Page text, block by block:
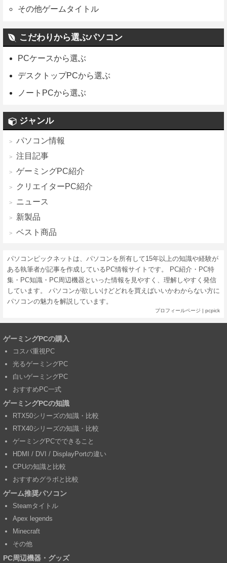
その他ゲームタイトル
こだわりから選ぶパソコン
PCケースから選ぶ
デスクトップPCから選ぶ
ノートPCから選ぶ
ジャンル
パソコン情報
注目記事
ゲーミングPC紹介
クリエイターPC紹介
ニュース
新製品
ベスト商品
パソコンピックネットは、パソコンを所有して15年以上の知識や経験が
ある執筆者が記事を作成しているPC情報サイトです。 PC紹介・PC特
集・PC知識・PC周辺機器といった情報を見やすく、理解しやすく発信
しています。 パソコンが欲しいけどどれを買えばいいかわからない方に
パソコンの魅力を解説しています。
プロフィールページ pcpick
ゲーミングPCの購入
コスパ重視PC
光るゲーミングPC
白いゲーミングPC
おすすめPC一式
ゲーミングPCの知識
RTX50シリーズの知識・比較
RTX40シリーズの知識・比較
ゲーミングPCでできること
HDMI / DVI / DisplayPortの違い
CPUの知識と比較
おすすめグラボと比較
ゲーム推奨パソコン
Steamタイトル
Apex legends
Minecraft
その他
PC周辺機器・グッズ